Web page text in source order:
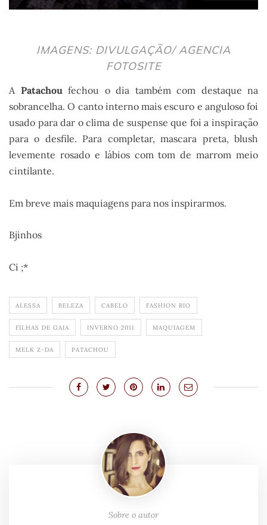
IMAGENS: DIVULGAÇÃO/ AGENCIA
FOTOSITE
A Patachoufechou o dia também com destaque na
sobrancelha. O canto interno mais escuro e anguloso foi
usado para dar o clima de suspense que foi a inspiração
para o desfile. Para completar, mascara preta, blush
levemente rosado e lábios com tom de marrom meio
cintilante.
Em breve mais maquiagens para nos inspirarmos.
Bjinhos
Ci ;*
ALESSA BELEZA CABELO FASHION RIO
FILHAS DE GAIA INVERNO 2011 MAQUIAGEM
MELK Z-DA PATACHOU
Sobre o autor